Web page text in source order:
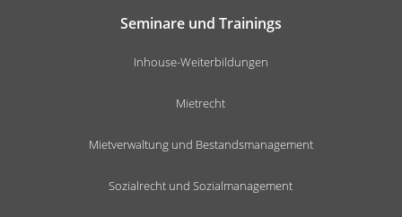
Seminare und Trainings
Inhouse-Weiterbildungen
Mietrecht
Mietverwaltung und Bestandsmanagement
Sozialrecht und Sozialmanagement